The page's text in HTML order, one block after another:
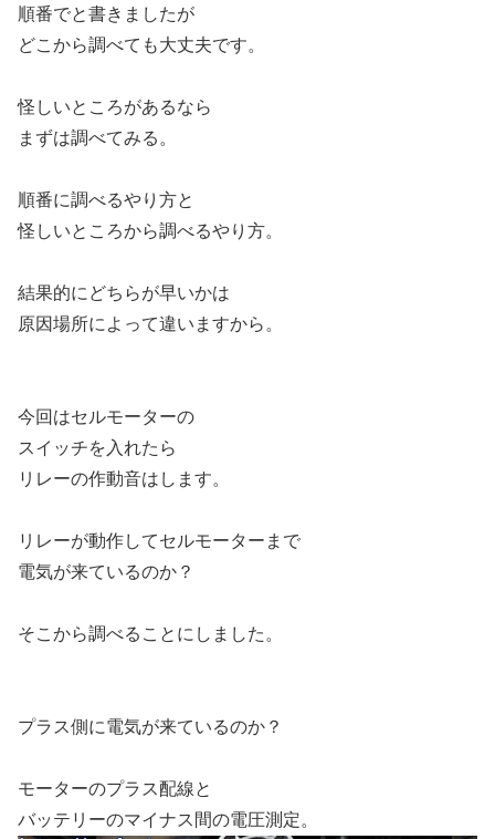
順番でと書きましたが
どこから調べても大丈夫です。
怪しいところがあるなら
まずは調べてみる。
順番に調べるやり方と
怪しいところから調べるやり方。
結果的にどちらが早いかは
原因場所によって違いますから。
今回はセルモーターの
スイッチを入れたら
リレーの作動音はします。
リレーが動作してセルモーターまで
電気が来ているのか？
そこから調べることにしました。
プラス側に電気が来ているのか？
モーターのプラス配線と
バッテリーのマイナス間の電圧測定。